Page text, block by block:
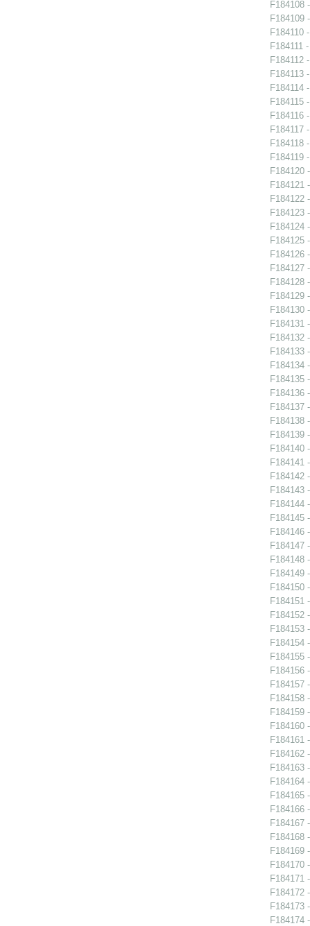
F184108
F184109
F184110
F184111
F184112
F184113
F184114
F184115
F184116
F184117
F184118
F184119
F184120
F184121
F184122
F184123
F184124
F184125
F184126
F184127
F184128
F184129
F184130
F184131
F184132
F184133
F184134
F184135
F184136
F184137
F184138
F184139
F184140
F184141
F184142
F184143
F184144
F184145
F184146
F184147
F184148
F184149
F184150
F184151
F184152
F184153
F184154
F184155
F184156
F184157
F184158
F184159
F184160
F184161
F184162
F184163
F184164
F184165
F184166
F184167
F184168
F184169
F184170
F184171
F184172
F184173
F184174